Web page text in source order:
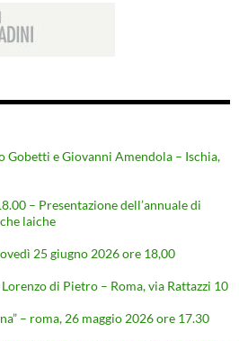
Gobetti e Giovanni Amendola – Ischia,
– Presentazione dell’annuale di
laiche
25 giugno 2026 ore 18,00
di Pietro – Roma, via Rattazzi 10
– roma, 26 maggio 2026 ore 17.30